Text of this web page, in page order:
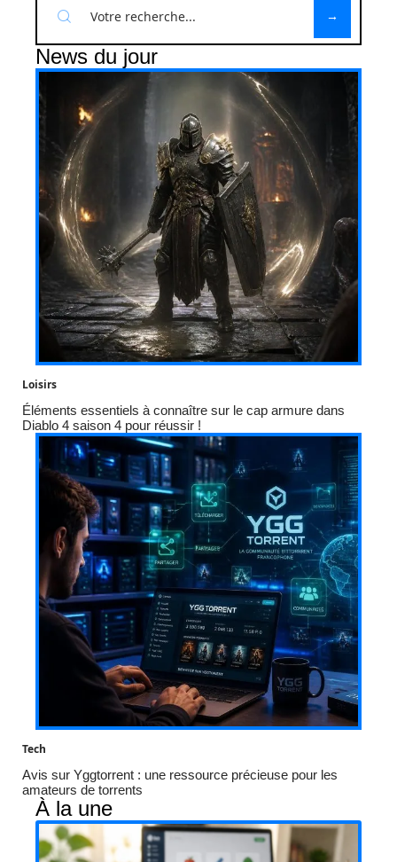
News du jour
Loisirs
Éléments essentiels à connaître sur le cap armure dans
Diablo 4 saison 4 pour réussir !
Tech
Avis sur Yggtorrent : une ressource précieuse pour les
amateurs de torrents
À la une